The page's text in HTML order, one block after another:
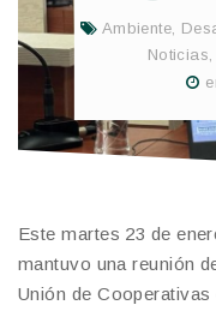
Ambiente,
Noticias,
Este martes 23 de
mantuvo una reunión
Unión de